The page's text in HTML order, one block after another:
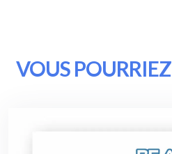
VOUS POURRIEZ